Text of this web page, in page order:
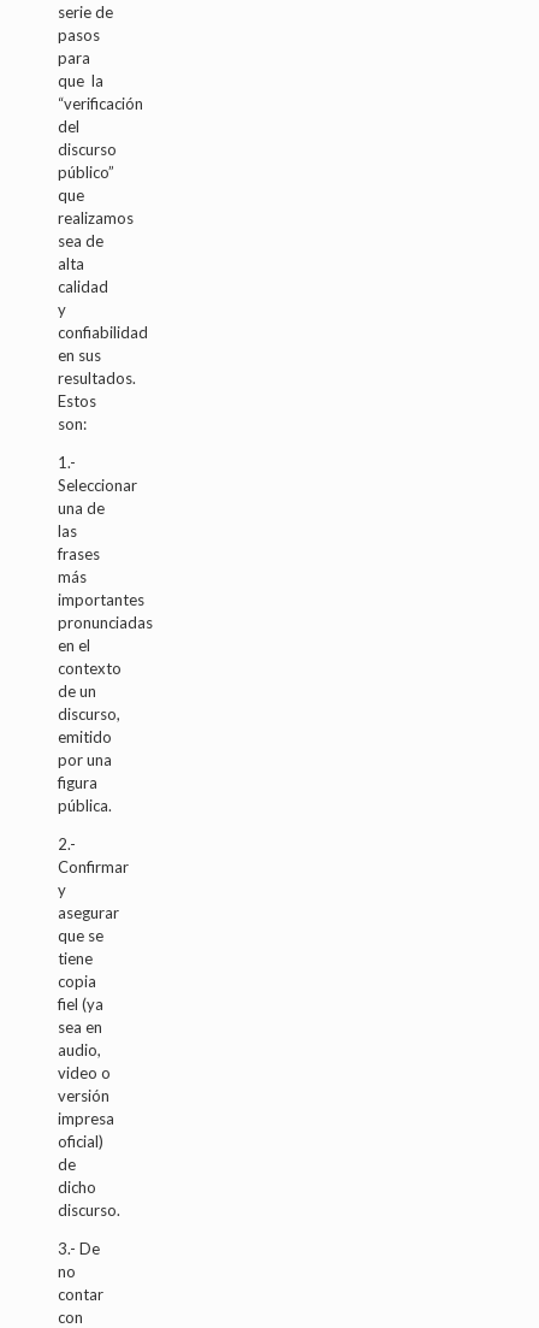
serie de
pasos
para
que la
“verificación
del
discurso
público”
que
realizamos
sea de
alta
calidad
y
confiabilidad
en sus
resultados.
Estos
son:
1.-
Seleccionar
una de
las
frases
más
importantes
pronunciadas
en el
contexto
de un
discurso,
emitido
por una
figura
pública.
2.-
Confirmar
y
asegurar
que se
tiene
copia
fiel (ya
sea en
audio,
video o
versión
impresa
oficial)
de
dicho
discurso.
3.- De
no
contar
con